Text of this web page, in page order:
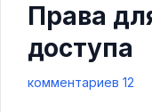
Права
доступа
комментариев 12